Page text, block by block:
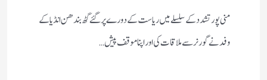
منی پور تشدد کے سلسلے میں ریاست کے دورے پر گئے گٹھ بندھن انڈیا کے
وفد نے گورنر سے ملاقات کی اور اپنا موقف پیش…